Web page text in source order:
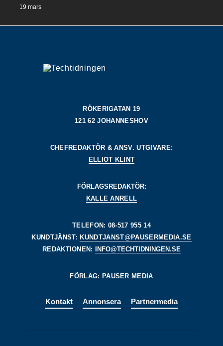
19 mars
RÖKERIGATAN 19
121 62 JOHANNESHOV
CHEFREDAKTÖR & ANSV. UTGIVARE:
ELLIOT KLINT
FÖRLAGSREDAKTÖR:
KALLE ANRELL
TELEFON: 08-517 955 14
KUNDTJÄNST: KUNDTJANST@PAUSERMEDIA.SE
REDAKTIONEN:
INFO@TECHTIDNINGEN.SE
FÖRLAG: PAUSER MEDIA
Kontakt Annonsera Partnermedia